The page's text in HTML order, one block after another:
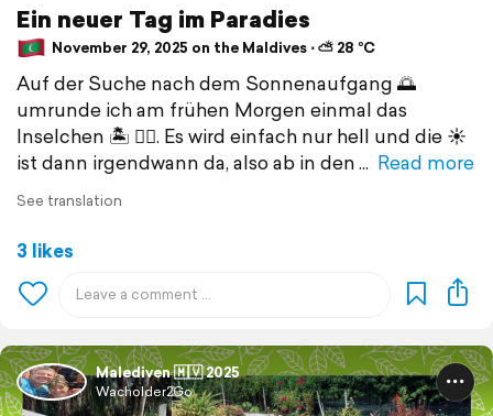
Ein neuer Tag im Paradies
November 29, 2025 on the Maldives ⋅ ⛅ 28 °C
Auf der Suche nach dem Sonnenaufgang 🌅
umrunde ich am frühen Morgen einmal das
Inselchen 🏝️ 🤷‍♀️. Es wird einfach nur hell und die ☀️
ist dann irgendwann da, also ab in den
Read more
See translation
3 likes
Malediven 🇲🇻 2025
Wacholder2Go